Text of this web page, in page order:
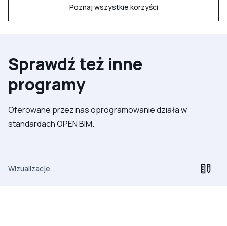
Poznaj wszystkie korzyści
Sprawdź też inne
programy
Oferowane przez nas oprogramowanie działa w
standardach OPEN BIM.
Wizualizacje